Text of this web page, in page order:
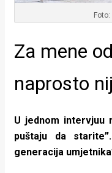
Za mene
naprosto
U jednom intervjuu
puštaju da
generacija